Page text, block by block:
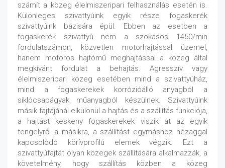
számít a közeg élelmiszeripari felhasználás esetén is.
Különleges szivattyúink egyik része fogaskerék
szivattyúink bázisára épül. Ebben az esetben a
fogaskerék szivattyú nem a szokásos 1450/min
fordulatszámon, közvetlen motorhajtással üzemel,
hanem motoros hajtómű meghajtással a közeg által
megkívánt fordulat a behajtás. Agresszív vagy
élelmiszeripari közeg esetében mind a szivattyúház,
mind a fogaskerekek korrózióálló anyagból a
siklócsapágyak műanyagból készülnek. Szivattyúink
másik fajtájánál elkülönül a hajtás és a szállítás funkciója,
a hajtást keskeny fogaskerekek viszik át az egyik
tengelyről a másikra, a szállítást egymáshoz hézaggal
kapcsolódó körívprofilú elemek végzik. Ezt a
szivattyúfajtát olyan közegek szállítására alkalmazzák, a
követelmény, hogy szállítás közben a közeg